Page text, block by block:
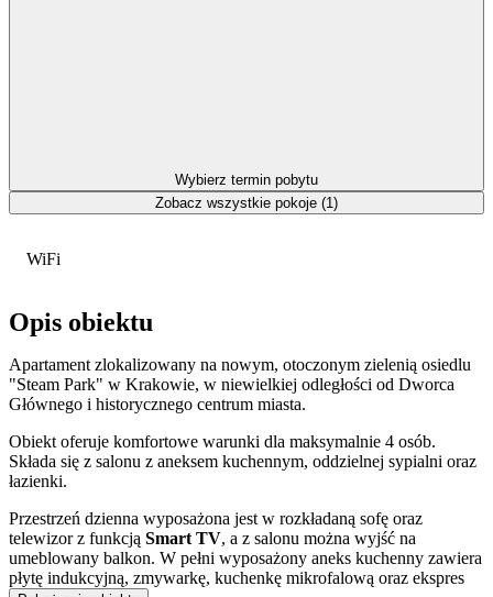
WiFi
Opis obiektu
Apartament zlokalizowany na nowym, otoczonym zielenią osiedlu
"Steam Park" w Krakowie, w niewielkiej odległości od Dworca
Głównego i historycznego centrum miasta.
Obiekt oferuje komfortowe warunki dla maksymalnie 4 osób.
Składa się z salonu z aneksem kuchennym, oddzielnej sypialni oraz
łazienki.
Przestrzeń dzienna wyposażona jest w rozkładaną sofę oraz
telewizor z funkcją Smart TV, a z salonu można wyjść na
umeblowany balkon. W pełni wyposażony aneks kuchenny zawiera
płytę indukcyjną, zmywarkę, kuchenkę mikrofalową oraz ekspres
Wybierz termin pobytu
Zobacz wszystkie pokoje (1)